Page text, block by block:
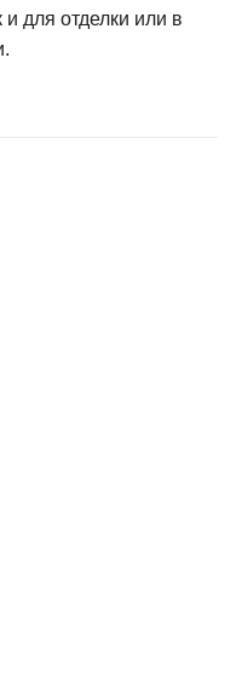
и для отделки или в